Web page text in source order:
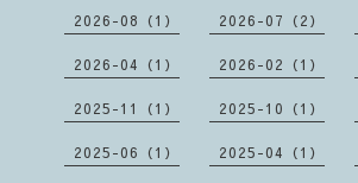
2026-08（1） 2026-07（2）
2026-04（1） 2026-02（1）
2025-11（1） 2025-10（1）
2025-06（1） 2025-04（1）